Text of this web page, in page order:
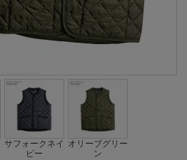
サフォークネイ
ビー
オリーブグリー
ン